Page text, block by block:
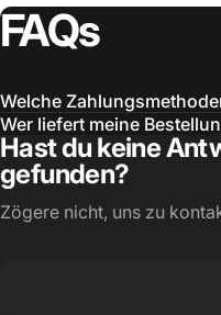
FAQs
Welche
Wer liefert meine
Hast du keine
gefunden?
Zögere nicht, uns zu